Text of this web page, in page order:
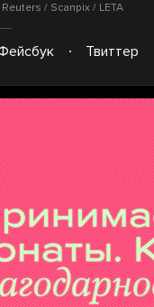
/ Scanpix / LETA
Твиттер